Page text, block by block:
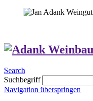
Search
Suchbegriff
Navigation überspringen